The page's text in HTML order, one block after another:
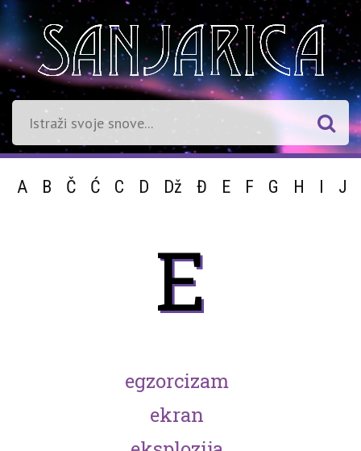
A B Č Ć C D Dž Đ E F G H I J
E
egzorcizam
ekran